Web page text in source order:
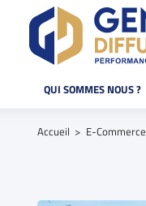
QUI SOMMES NOUS ?
Accueil E-Commerce